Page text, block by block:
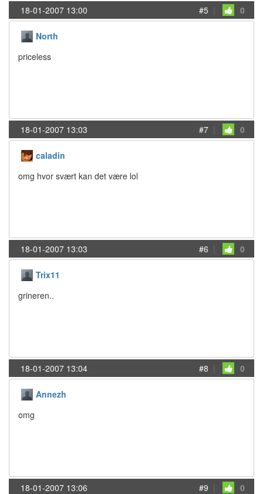
18-01-2007 13:00 #5 | 0
North
priceless
18-01-2007 13:03 #7 | 0
caladin
omg hvor svært kan det være lol
18-01-2007 13:03 #6 | 0
Trix11
grineren..
18-01-2007 13:04 #8 | 0
Annezh
omg
18-01-2007 13:06 #9 | 0